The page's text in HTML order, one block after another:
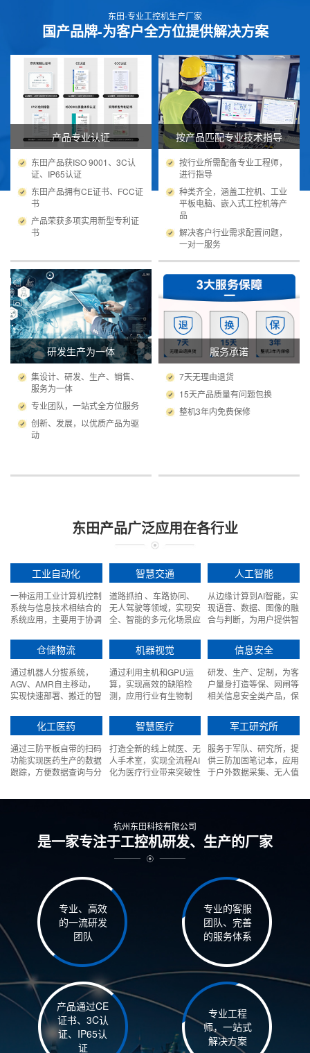
东田-专业工控机生产厂家
国产品牌-为客户全方位提供解决方案
产品专业认证
东田产品获ISO 9001、3C认
证、IP65认证
东田产品拥有CE证书、FCC证
书
产品荣获多项实用新型专利证
书
按产品匹配专业技术指导
按行业所需配备专业工程师，
进行指导
种类齐全，涵盖工控机、工业
平板电脑、嵌入式工控机等产
品
解决客户行业需求配置问题，
一对一服务
研发生产为一体
集设计、研发、生产、销售、
服务为一体
专业团队，一站式全方位服务
创新、发展，以优质产品为驱
动
服务承诺
7天无理由退货
15天产品质量有问题包换
整机3年内免费保修
东田产品广泛应用在各行业
工业自动化
一种运用工业计算机控制
系统与信息技术相结合的
系统应用，主要用于协调
程和生产。
智慧交通
道路抓拍 、车路协同、
无人驾驶等领域，实现安
全、智能的多元化场景应
人工智能
从边缘计算到AI智能，实
现语音、数据、图像的融
合与判断，为用户提供智
仓储物流
通过机器人分拔系统，
AGV、AMR自主移动，
实现快速部署、搬迁的智
机器视觉
通过利用主机和GPU运
算，实现高效的缺陷检
测，应用行业有生物制
信息安全
研发、生产、定制，为客
户量身打造等保、网闸等
相关信息安全类产品，保
化工医药
通过三防平板自带的扫码
功能实现医药生产的数据
跟踪，方便数据查询与分
智慧医疗
打造全新的线上就医、无
人手术室，实现全流程AI
化为医疗行业带来突破性
军工研究所
服务于军队、研究所，提
供三防加固笔记本，应用
于户外数据采集、无人值
杭州东田科技有限公司
是一家专注于工控机研发、生产的厂家
专业、高效
的一流研发
团队
专业的客服
团队、完善
的服务体系
产品通过CE
证书、3C认
证、IP65认
证
专业工程
师，一站式
解决方案